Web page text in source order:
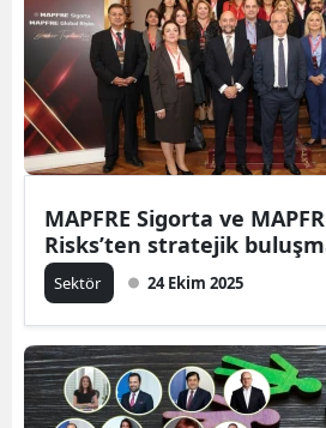
MAPFRE Sigorta ve
Risks’ten stratejik
Sektör 24 Ekim 2025